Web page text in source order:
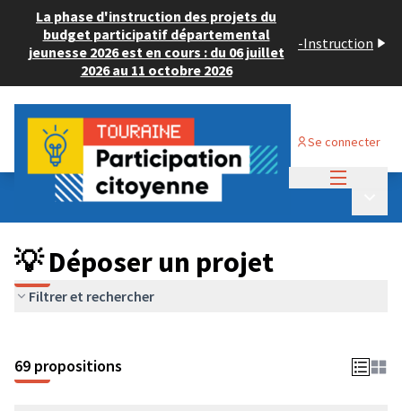
La phase d'instruction des projets du
budget participatif départemental
jeunesse 2026 est en cours : du 06 juillet
2026 au 11 octobre 2026
-Instruction
Se connecter
Budget Participatif ADULTE 2024
💡 Déposer un projet
💡 Déposer un projet
Filtrer et rechercher
69 propositions